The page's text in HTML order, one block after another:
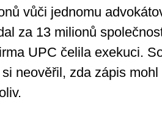
vůči jednomu
za 13 milionů
UPC čelila exekuci.
neověřil, zda zápis mohl